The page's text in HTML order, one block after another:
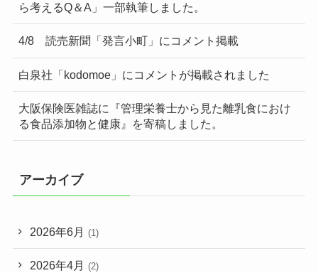
ら考えるQ＆A」一部執筆しました。
4/8 読売新聞「発言小町」にコメント掲載
白泉社「kodomoe」にコメントが掲載されました
大阪保険医雑誌に『管理栄養士から見た離乳食におけ
る食品添加物と健康』を寄稿しました。
アーカイブ
2026年6月 (1)
2026年4月 (2)